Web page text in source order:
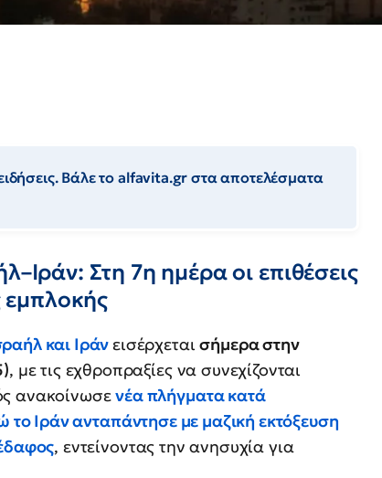
Βάλε το alfavita.gr στα αποτελέσματα
Στη 7η ημέρα οι επιθέσεις
εμπλοκής
και Ιράνεισέρχεταισήμερα στην
, με τις εχθροπραξίες να συνεχίζονται
ανακοίνωσενέα πλήγματα κατά
Ιράν ανταπάντησε με μαζική εκτόξευση
, εντείνοντας την ανησυχία για